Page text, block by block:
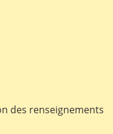
des renseignements